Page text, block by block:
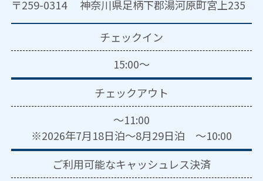
〒259-0314 神奈川県足柄下郡湯河原町宮上235
チェックイン
15:00～
チェックアウト
～11:00
※2026年7月18日泊～8月29日泊 ～10:00
ご利用可能なキャッシュレス決済